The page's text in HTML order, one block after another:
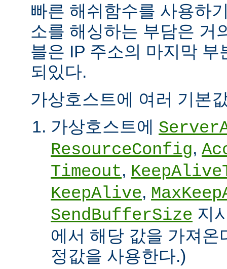
빠른 해쉬함수를 사용하
소를 해싱하는 부담은 거
블은 IP 주소의 마지막
되있다.
가상호스트에 여러 기본
가상호스트에
ResourceConfig,
Timeout,
KeepAlive,
SendBufferSize 지
에서 해당 값을 가져온
정값을 사용한다.)